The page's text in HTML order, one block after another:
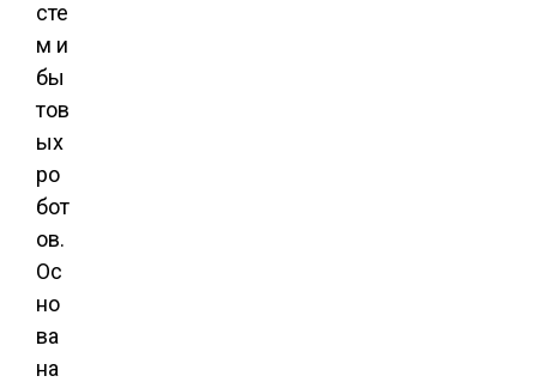
сте
м и
бы
тов
ых
ро
бот
ов.
Ос
но
ва
на